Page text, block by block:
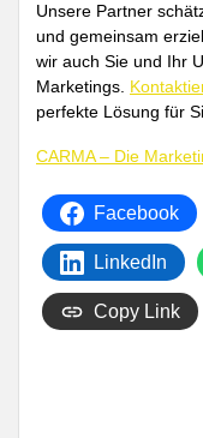
Unsere Partner
und gemeinsam
wir auch Sie und Ihr
Marketings.
perfekte Lösung für
CARMA – Die
Facebook
LinkedIn
Copy Link